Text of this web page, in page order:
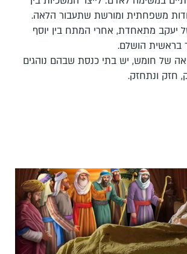
משפחתית ומורשת שתעבור הלאה.
יעקב מתאחדת, אחרי המתח בין יוסף
בראשית הושלם.
של חומש, יש בתי כנסת שבהם נוהגים
חזק ונתחזק.